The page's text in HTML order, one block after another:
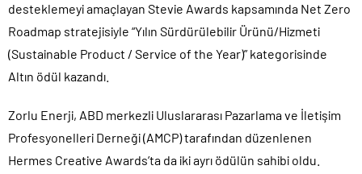
desteklemeyi amaçlayan Stevie Awards kapsamında Net Zero
Roadmap stratejisiyle “Yılın Sürdürülebilir Ürünü/Hizmeti
(Sustainable Product / Service of the Year)” kategorisinde
Altın ödül kazandı.
Zorlu Enerji, ABD merkezli Uluslararası Pazarlama ve İletişim
Profesyonelleri Derneği (AMCP) tarafından düzenlenen
Hermes Creative Awards’ta da iki ayrı ödülün sahibi oldu.